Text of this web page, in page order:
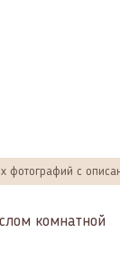
фотографий с
комнатной